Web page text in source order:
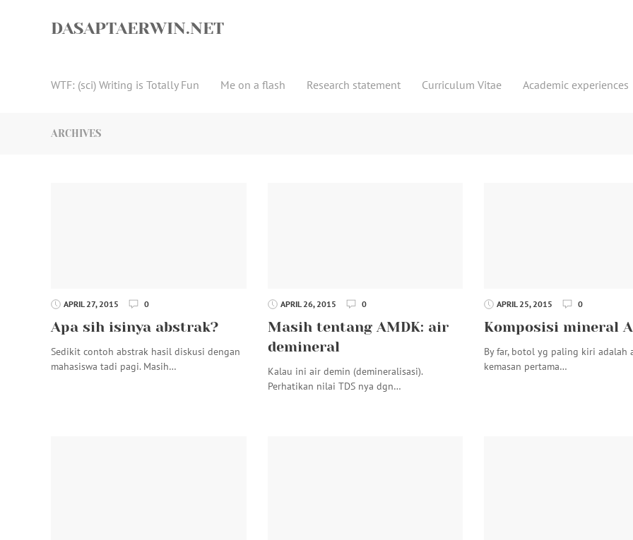
DASAPTAERWIN.NET
WTF: (sci) Writing is Totally Fun Me on a flash Research statement Curriculum Vitae Academic experiences
ARCHIVES
APRIL 27, 2015 0
Apa sih isinya abstrak?
Sedikit contoh abstrak hasil diskusi dengan
mahasiswa tadi pagi. Masih…
APRIL 26, 2015 0
Masih tentang AMDK: air
demineral
Kalau ini air demin (demineralisasi).
Perhatikan nilai TDS nya dgn…
APRIL 25, 2015 0
Komposisi mineral
By far, botol yg paling kiri adalah
kemasan pertama…